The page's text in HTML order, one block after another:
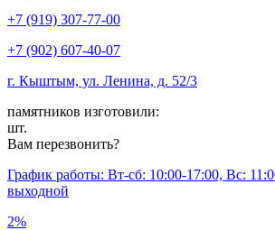
+7 (919) 307-77-00
+7 (902) 607-40-07
г. Кыштым, ул. Ленина, д. 52/3
памятников изготовили:
шт.
Вам перезвонить?
График работы: Вт-сб: 10:00-17:00, Вс:
выходной
2%